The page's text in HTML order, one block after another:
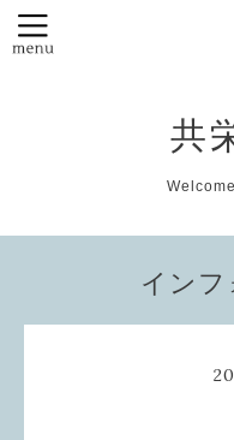
共
イン